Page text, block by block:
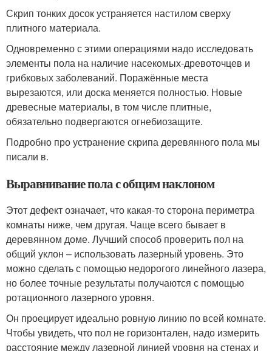
Скрип тонких досок устраняется настилом сверху
плитного материала.
Одновременно с этими операциями надо исследовать
элементы пола на наличие насекомых-древоточцев и
грибковых заболеваний. Поражённые места
вырезаются, или доска меняется полностью. Новые
древесные материалы, в том числе плитные,
обязательно подвергаются огнебиозащите.
Подробно про устранение скрипа деревянного пола мы
писали в.
Выравнивание пола с общим наклоном
Этот дефект означает, что какая-то сторона периметра
комнаты ниже, чем другая. Чаще всего бывает в
деревянном доме. Лучший способ проверить пол на
общий уклон – использовать лазерный уровень. Это
можно сделать с помощью недорогого линейного лазера,
но более точные результаты получаются с помощью
ротационного лазерного уровня.
Он проецирует идеально ровную линию по всей комнате.
Чтобы увидеть, что пол не горизонтален, надо измерить
расстояние между лазерной линией уровня на стенах и